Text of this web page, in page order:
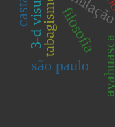
ayahuasca
tabagismofilosofia
são paulo